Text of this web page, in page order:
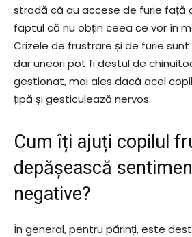
stradă că au accese de furie față
faptul că nu obțin ceea ce vor în
Crizele de frustrare și de furie
dar uneori pot fi destul de
gestionat, mai ales dacă acel
țipă și gesticulează nervos.
Cum îți ajuți copilul
depășească
negative?
În general, pentru părinți, este